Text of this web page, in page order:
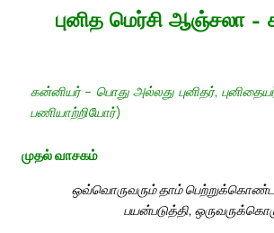
புனித மெர்சி ஆஞ்சலா –
கன்னியர் – பொது அல்லது புனிதர்,
பணியாற்றியோர்)
முதல் வாசகம்
ஒவ்வொருவரும் தாம்
பயன்படுத்தி,